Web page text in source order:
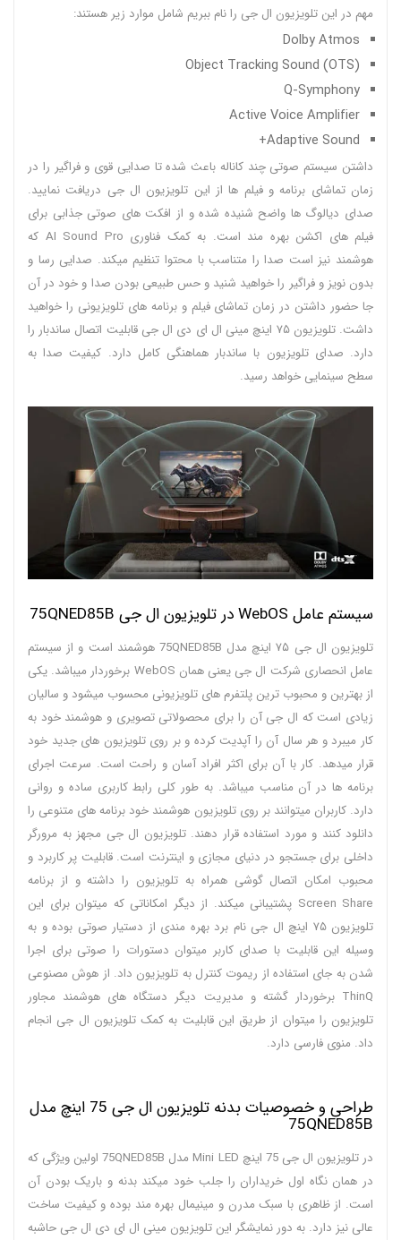
مهم در این تلویزیون ال جی را نام ببریم شامل موارد زیر هستند:
Dolby Atmos
Object Tracking Sound (OTS)
Q-Symphony
Active Voice Amplifier
Adaptive Sound+
داشتن سیستم صوتی چند کاناله باعث شده تا صدایی قوی و فراگیر را در
زمان تماشای برنامه و فیلم ها از این تلویزیون ال جی دریافت نمایید.
صدای دیالوگ ها واضح شنیده شده و از افکت های صوتی جذابی برای
فیلم های اکشن بهره مند است. به کمک فناوری AI Sound Pro که
هوشمند نیز است صدا را متناسب با محتوا تنظیم میکند. صدایی رسا و
بدون نویز و فراگیر را خواهید شنید و حس طبیعی بودن صدا و خود در آن
جا حضور داشتن در زمان تماشای فیلم و برنامه های تلویزیونی را خواهید
داشت. تلویزیون ۷۵ اینچ مینی ال ای دی ال جی قابلیت اتصال ساندبار را
دارد. صدای تلویزیون با ساندبار هماهنگی کامل دارد. کیفیت صدا به
سطح سینمایی خواهد رسید.
سیستم عامل WebOS در تلویزیون ال جی 75QNED85B
تلویزیون ال جی ۷۵ اینچ مدل 75QNED85B هوشمند است و از سیستم
عامل انحصاری شرکت ال جی یعنی همان WebOS برخوردار میباشد. یکی
از بهترین و محبوب ترین پلتفرم های تلویزیونی محسوب میشود و سالیان
زیادی است که ال جی آن را برای محصولاتی تصویری و هوشمند خود به
کار میبرد و هر سال آن را آپدیت کرده و بر روی تلویزیون های جدید خود
قرار میدهد. کار با آن برای اکثر افراد آسان و راحت است. سرعت اجرای
برنامه ها در آن مناسب میباشد. به طور کلی رابط کاربری ساده و روانی
دارد. کاربران میتوانند بر روی تلویزیون هوشمند خود برنامه های متنوعی را
دانلود کنند و مورد استفاده قرار دهند. تلویزیون ال جی مجهز به مرورگر
داخلی برای جستجو در دنیای مجازی و اینترنت است. قابلیت پر کاربرد و
محبوب امکان اتصال گوشی همراه به تلویزیون را داشته و از برنامه
Screen Share پشتیبانی میکند. از دیگر امکاناتی که میتوان برای این
تلویزیون ۷۵ اینچ ال جی نام برد بهره مندی از دستیار صوتی بوده و به
وسیله این قابلیت با صدای کاربر میتوان دستورات را صوتی برای اجرا
شدن به جای استفاده از ریموت کنترل به تلویزیون داد. از هوش مصنوعی
ThinQ برخوردار گشته و مدیریت دیگر دستگاه های هوشمند مجاور
تلویزیون را میتوان از طریق این قابلیت به کمک تلویزیون ال جی انجام
داد. منوی فارسی دارد.
طراحی و خصوصیات بدنه تلویزیون ال جی 75 اینچ مدل
75QNED85B
در تلویزیون ال جی 75 اینچ Mini LED مدل 75QNED85B اولین ویژگی که
در همان نگاه اول خریداران را جلب خود میکند بدنه و باریک بودن آن
است. از ظاهری با سبک مدرن و مینیمال بهره مند بوده و کیفیت ساخت
عالی نیز دارد. به دور نمایشگر این تلویزیون مینی ال ای دی ال جی حاشبه